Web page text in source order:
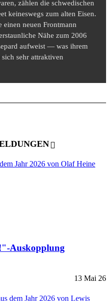
zählen die schwedischen
keineswegs zum alten Eisen.
einen neuen Frontmann
Nähe zum 2006
aufweist — was ihrem
sehr attraktiven
Auskopplung
13 Mai 26